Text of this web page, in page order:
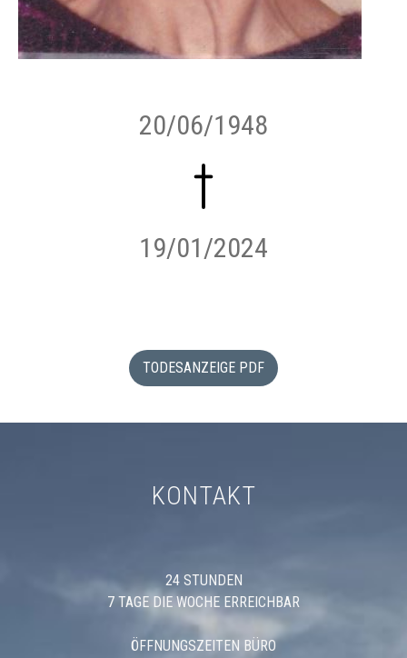
20/06/1948
19/01/2024
TODESANZEIGE PDF
KONTAKT
24 STUNDEN
7 TAGE DIE WOCHE ERREICHBAR
ÖFFNUNGSZEITEN BÜRO